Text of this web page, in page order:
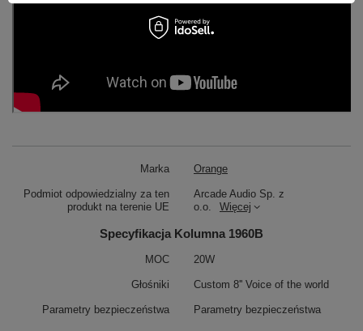
Marka Orange
Podmiot odpowiedzialny za ten
produkt na terenie UE
Arcade Audio Sp. z
o.o.
Więcej
Specyfikacja Kolumna 1960B
MOC 20W
Głośniki Custom 8'' Voice of the world
Parametry bezpieczeństwa Parametry bezpieczeństwa